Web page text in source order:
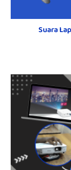
Suara